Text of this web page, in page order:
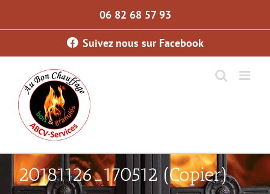
06 82 68 57 93
Suivez nous sur Facebook
20181126_170512 (Copier)